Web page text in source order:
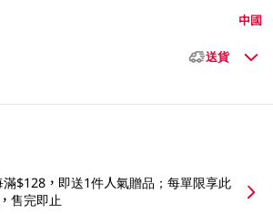
中國
送貨
$128，即送1件人氣贈品；每單限享此
售完即止